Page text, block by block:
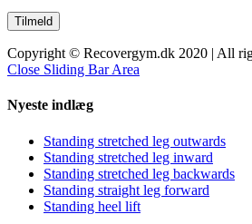
Copyright © Recovergym.dk 2020 | All
Close Sliding Bar Area
Nyeste indlæg
Standing stretched leg outwards
Standing stretched leg inward
Standing stretched leg backwards
Standing straight leg forward
Standing heel lift